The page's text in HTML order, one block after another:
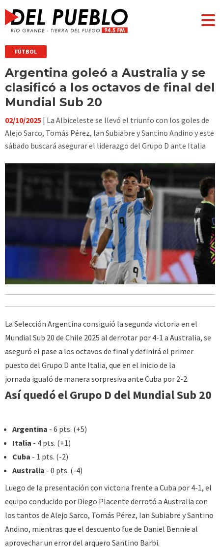
FÚTBOL
Argentina goleó a Australia y se
clasificó a los octavos de final del
Mundial Sub 20
02/10/2025 | La Albiceleste se llevó el triunfo con los goles de
Alejo Sarco, Tomás Pérez, Ian Subiabre y Santino Andino y este
sábado buscará asegurar el liderazgo del Grupo D ante Italia
La Selección Argentina consiguió la segunda victoria en el
Mundial Sub 20 de Chile 2025 al derrotar por 4-1 a Australia, se
aseguró el pase a los octavos de final y definirá el primer
puesto del Grupo D ante Italia, que en el inicio de la
jornada igualó de manera sorpresiva ante Cuba por 2-2.
Así quedó el Grupo D del Mundial Sub 20
Argentina - 6 pts. (+5)
Italia - 4 pts. (+1)
Cuba - 1 pts. (-2)
Australia - 0 pts. (-4)
Luego de la presentación con victoria frente a Cuba por 4-1, el
equipo conducido por Diego Placente derrotó a Australia con
los tantos de Alejo Sarco, Tomás Pérez, Ian Subiabre y Santino
Andino, mientras que el descuento fue de Daniel Bennie al
aprovechar un error del arquero Santino Barbi.